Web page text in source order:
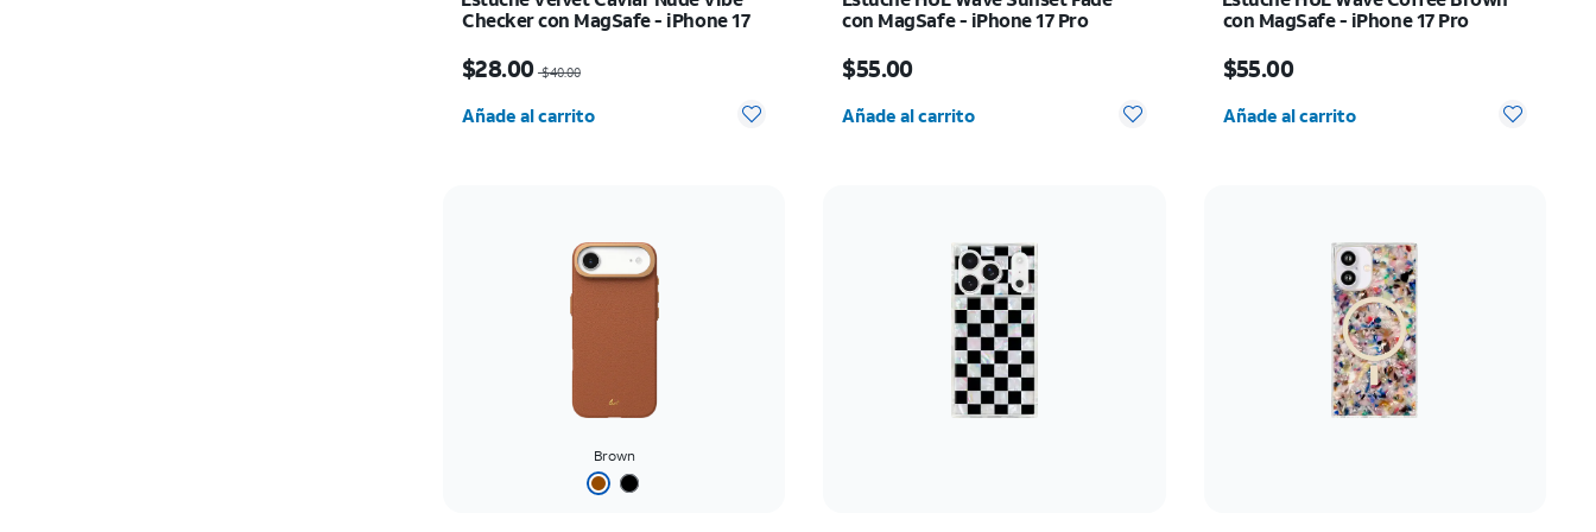
Checker con MagSafe - iPhone 17
$28.00 $40.00
Añade al carrito
con MagSafe - iPhone 17 Pro
$55.00
Añade al carrito
con MagSafe - iPhone 17 Pro
$55.00
Añade al carrito
Brown